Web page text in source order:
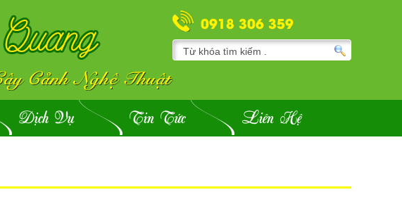
0918 306 359
Dịch Vụ Tin Tức Liên Hệ